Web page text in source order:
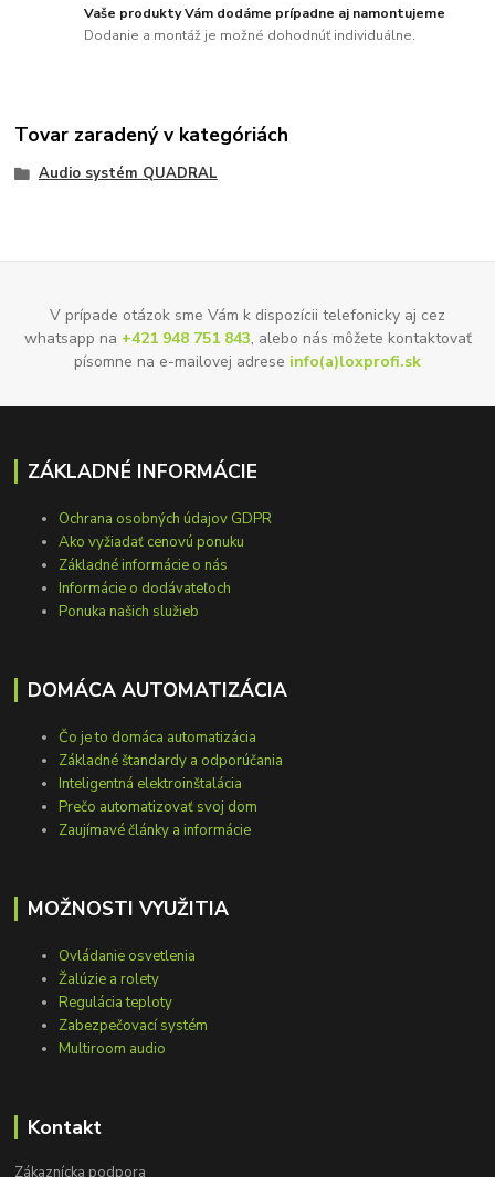
Vaše produkty Vám dodáme prípadne aj namontujeme
Dodanie a montáž je možné dohodnúť individuálne.
Tovar zaradený v kategóriách
Audio systém QUADRAL
V prípade otázok sme Vám k dispozícii telefonicky aj cez
whatsapp na +421 948 751 843, alebo nás môžete kontaktovať
písomne na e-mailovej adrese info(a)loxprofi.sk
ZÁKLADNÉ INFORMÁCIE
Ochrana osobných údajov GDPR
Ako vyžiadať cenovú ponuku
Základné informácie o nás
Informácie o dodávateľoch
Ponuka našich služieb
DOMÁCA AUTOMATIZÁCIA
Čo je to domáca automatizácia
Základné štandardy a odporúčania
Inteligentná elektroinštalácia
Prečo automatizovať svoj dom
Zaujímavé články a informácie
MOŽNOSTI VYUŽITIA
Ovládanie osvetlenia
Žalúzie a rolety
Regulácia teploty
Zabezpečovací systém
Multiroom audio
Kontakt
Zákaznícka podpora